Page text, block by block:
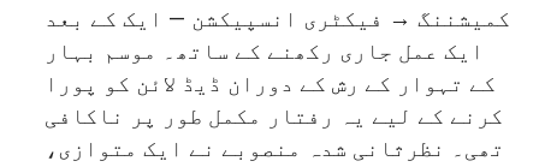
کمیشننگ → فیکٹری انسپیکشن — ایک کے بعد
ایک عمل جاری رکھنے کے ساتھ۔ موسم بہار
کے تہوار کے رش کے دوران ڈیڈ لائن کو پورا
کرنے کے لیے یہ رفتار مکمل طور پر ناکافی
تھی۔ نظرثانی شدہ منصوبے نے ایک متوازی،